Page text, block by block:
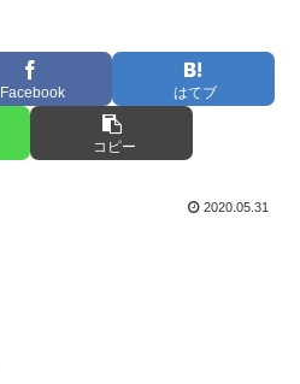
Facebook はてブ
コピー
2020.05.31